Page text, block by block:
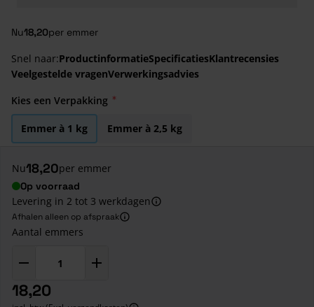
Nu18,20per emmer
Snel naar:ProductinformatieSpecificatiesKlantrecensies
Veelgestelde vragenVerwerkingsadvies
Kies een Verpakking
Emmer à 1 kg Emmer à 2,5 kg
Nu18,20per emmer
Op voorraad
Levering in 2 tot 3 werkdagen
Afhalen alleen op afspraak
Aantal emmers
18,20